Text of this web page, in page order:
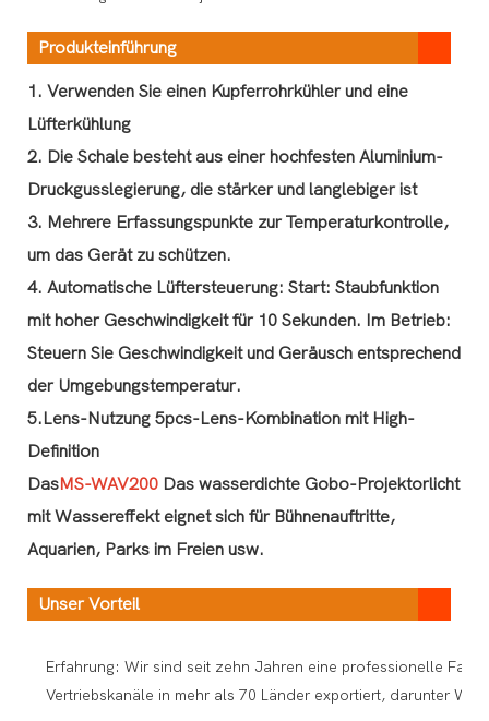
Produkteinführung
1. Verwenden Sie einen Kupferrohrkühler und eine
Lüfterkühlung
2. Die Schale besteht aus einer hochfesten Aluminium-
Druckgusslegierung, die stärker und langlebiger ist
3. Mehrere Erfassungspunkte zur Temperaturkontrolle,
um das Gerät zu schützen.
4. Automatische Lüftersteuerung: Start: Staubfunktion
mit hoher Geschwindigkeit für 10 Sekunden. Im Betrieb:
Steuern Sie Geschwindigkeit und Geräusch entsprechend
der Umgebungstemperatur.
5.Lens-Nutzung 5pcs-Lens-Kombination mit High-
Definition
DasMS-WAV200 Das wasserdichte Gobo-Projektorlicht
mit Wassereffekt eignet sich für Bühnenauftritte,
Aquarien, Parks im Freien usw.
Unser Vorteil
Erfahrung: Wir sind seit zehn Jahren eine professionelle
Vertriebskanäle in mehr als 70 Länder exportiert, darunter